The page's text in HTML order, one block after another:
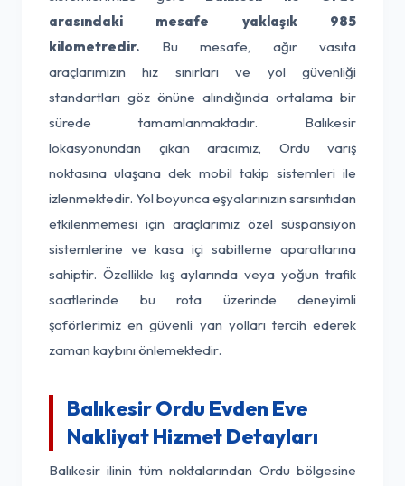
arasındaki mesafe yaklaşık 985
kilometredir. Bu mesafe, ağır vasıta
araçlarımızın hız sınırları ve yol güvenliği
standartları göz önüne alındığında ortalama bir
sürede tamamlanmaktadır. Balıkesir
lokasyonundan çıkan aracımız, Ordu varış
noktasına ulaşana dek mobil takip sistemleri ile
izlenmektedir. Yol boyunca eşyalarınızın sarsıntıdan
etkilenmemesi için araçlarımız özel süspansiyon
sistemlerine ve kasa içi sabitleme aparatlarına
sahiptir. Özellikle kış aylarında veya yoğun trafik
saatlerinde bu rota üzerinde deneyimli
şoförlerimiz en güvenli yan yolları tercih ederek
zaman kaybını önlemektedir.
Balıkesir Ordu Evden Eve
Nakliyat Hizmet Detayları
Balıkesir ilinin tüm noktalarından Ordu bölgesine